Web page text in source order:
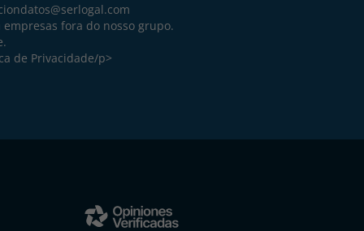
fora do nosso grupo.
de Privacidade/p>